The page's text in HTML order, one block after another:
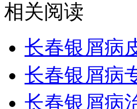
相关阅读
长春银屑病
长春银屑病
长春银屑病